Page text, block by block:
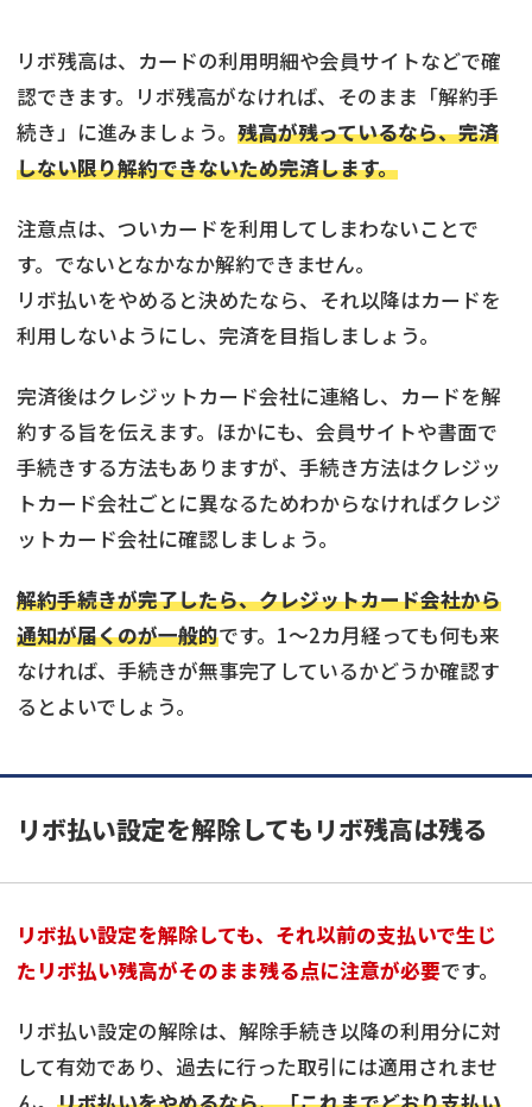
リボ残高は、カードの利用明細や会員サイトなどで確
認できます。リボ残高がなければ、そのまま「解約手
続き」に進みましょう。 残高が残っているなら、完済
しない限り解約できないため完済します。
注意点は、ついカードを利用してしまわないことで
す。でないとなかなか解約できません。
リボ払いをやめると決めたなら、それ以降はカードを
利用しないようにし、完済を目指しましょう。
完済後はクレジットカード会社に連絡し、カードを解
約する旨を伝えます。ほかにも、会員サイトや書面で
手続きする方法もありますが、手続き方法はクレジッ
トカード会社ごとに異なるためわからなければクレジ
ットカード会社に確認しましょう。
解約手続きが完了したら、クレジットカード会社から
通知が届くのが一般的です。1〜2カ月経っても何も来
なければ、手続きが無事完了しているかどうか確認す
るとよいでしょう。
リボ払い設定を解除してもリボ残高は残る
リボ払い設定を解除しても、それ以前の支払いで生じ
たリボ払い残高がそのまま残る点に注意が必要です。
リボ払い設定の解除は、解除手続き以降の利用分に対
して有効であり、過去に行った取引には適用されませ